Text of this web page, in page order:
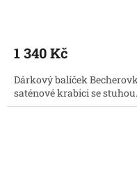
je
z
5
hvězdiček.
1 340 Kč
Dárkový balíček
saténové krabici se